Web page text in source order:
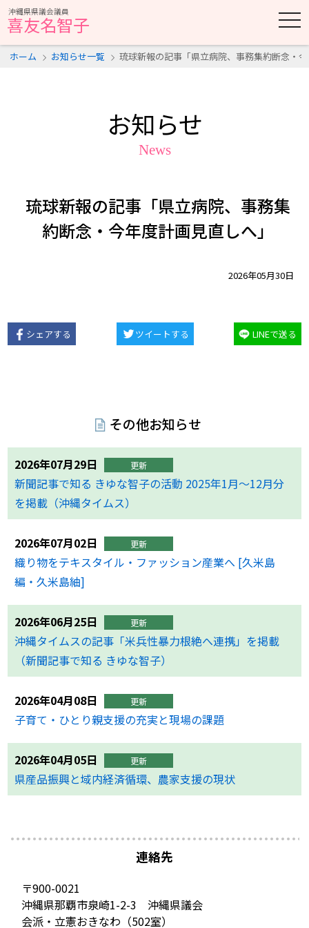
沖縄県県議会議員
喜友名智子
t
o
g
ホーム お知らせ一覧 琉球新報の記事「県立病院、事務集約断念・
お知らせ
News
琉球新報の記事「県立病院、事務集
約断念・今年度計画見直しへ」
2026年05月30日
シェアする ツイートする LINEで送る
その他お知らせ
2026年07月29日 更新
新聞記事で知る きゆな智子の活動 2025年1月〜12月分
を掲載（沖縄タイムス）
2026年07月02日 更新
織り物をテキスタイル・ファッション産業へ [久米島
編・久米島紬]
2026年06月25日 更新
沖縄タイムスの記事「米兵性暴力根絶へ連携」を掲載
（新聞記事で知る きゆな智子）
2026年04月08日 更新
子育て・ひとり親支援の充実と現場の課題
2026年04月05日 更新
県産品振興と域内経済循環、農家支援の現状
連絡先
〒900-0021
沖縄県那覇市泉崎1-2-3 沖縄県議会
会派・立憲おきなわ（502室）